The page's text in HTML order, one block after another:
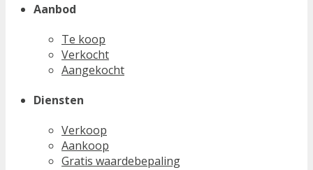
Aanbod
Te koop
Verkocht
Aangekocht
Diensten
Verkoop
Aankoop
Gratis waardebepaling